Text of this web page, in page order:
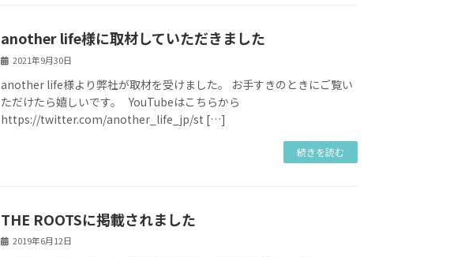
another life様に取材していただきました
2021年9月30日
another life様より弊社が取材を受けました。 お手すきのときにご覧い
ただけたら嬉しいです。 YouTubeはこちらから
https://twitter.com/another_life_jp/st […]
続きを読む
THE ROOTSに掲載されました
2019年6月12日